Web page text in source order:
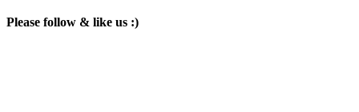
Please follow & like us :)